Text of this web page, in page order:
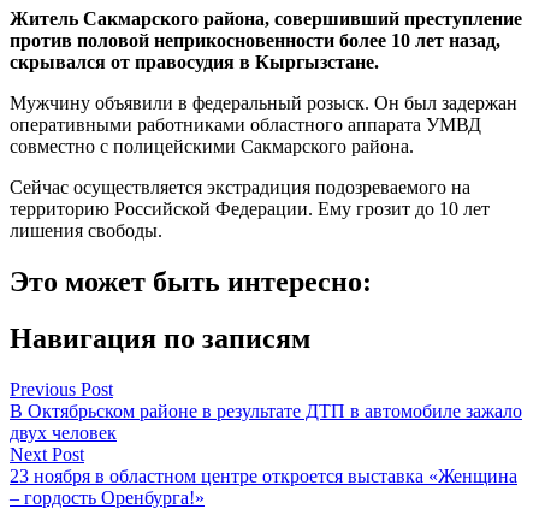
Житель Сакмарского района, совершивший преступление
против половой неприкосновенности более 10 лет назад,
скрывался от правосудия в Кыргызстане.
Мужчину объявили в федеральный розыск. Он был задержан
оперативными работниками областного аппарата УМВД
совместно с полицейскими Сакмарского района.
Сейчас осуществляется экстрадиция подозреваемого на
территорию Российской Федерации. Ему грозит до 10 лет
лишения свободы.
Это может быть интересно:
Навигация по записям
Previous Post
В Октябрьском районе в результате ДТП в автомобиле зажало
двух человек
Next Post
23 ноября в областном центре откроется выставка «Женщина
– гордость Оренбурга!»